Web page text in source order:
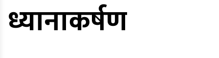
ध्यानाकर्षण